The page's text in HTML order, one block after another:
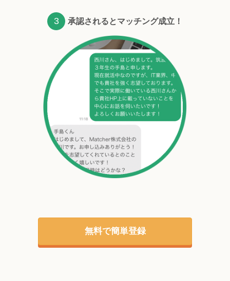
3 承認されるとマッチング成立！
無料で簡単登録